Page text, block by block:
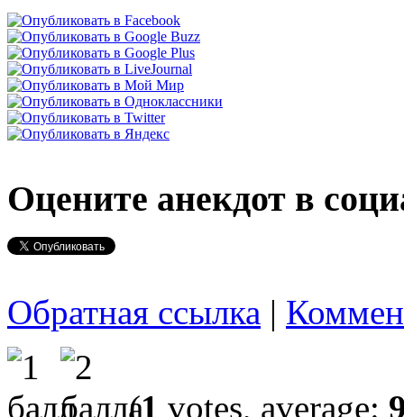
Оцените анекдот в
Обратная ссылка |
(1 votes, average: